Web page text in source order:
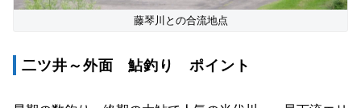
藤琴川との合流地点
二ツ井～外面 鮎釣り ポイント